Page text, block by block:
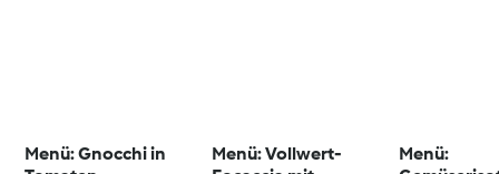
Menü: Gnocchi in
Menü: Vollwert-
Menü: